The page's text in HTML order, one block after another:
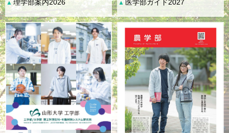
▲理学部案内2026 ▲ 医学部ガイド2027